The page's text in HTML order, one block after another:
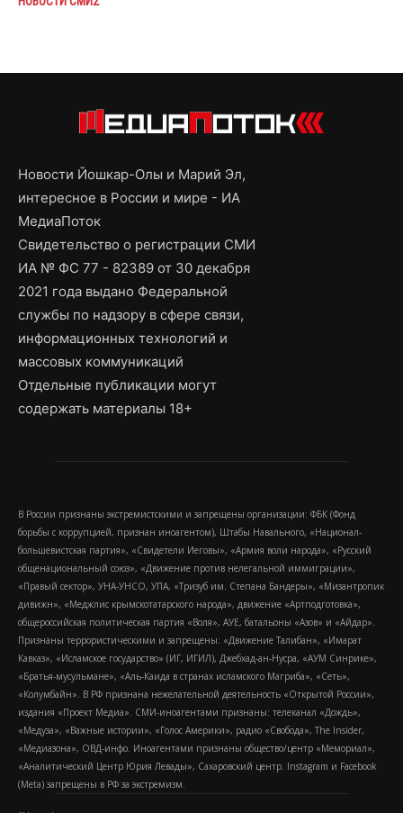
Новости Йошкар-Олы и Марий Эл,
интересное в России и мире - ИА
МедиаПоток
Свидетельство о регистрации СМИ
ИА № ФС 77 - 82389 от 30 декабря
2021 года выдано Федеральной
службы по надзору в сфере связи,
информационных технологий и
массовых коммуникаций
Отдельные публикации могут
содержать материалы 18+
В России признаны экстремистскими и запрещены организации: ФБК (Фонд
борьбы с коррупцией, признан иноагентом), Штабы Навального, «Национал-
большевистская партия», «Свидетели Иеговы», «Армия воли народа», «Русский
общенациональный союз», «Движение против нелегальной иммиграции»,
«Правый сектор», УНА-УНСО, УПА, «Тризуб им. Степана Бандеры», «Мизантропик
дивижн», «Меджлис крымскотатарского народа», движение «Артподготовка»,
общероссийская политическая партия «Воля», АУЕ, батальоны «Азов» и «Айдар».
Признаны террористическими и запрещены: «Движение Талибан», «Имарат
Кавказ», «Исламское государство» (ИГ, ИГИЛ), Джебхад-ан-Нусра, «АУМ Синрике»,
«Братья-мусульмане», «Аль-Каида в странах исламского Магриба», «Сеть»,
«Колумбайн». В РФ признана нежелательной деятельность «Открытой России»,
издания «Проект Медиа». СМИ-иноагентами признаны: телеканал «Дождь»,
«Медуза», «Важные истории», «Голос Америки», радио «Свобода», The Insider,
«Медиазона», ОВД-инфо. Иноагентами признаны общество/центр «Мемориал»,
«Аналитический Центр Юрия Левады», Сахаровский центр. Instagram и Facebook
(Metа) запрещены в РФ за экстремизм.